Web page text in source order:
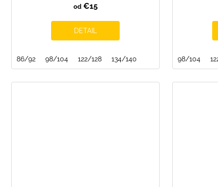
od€15
DETAIL
86/92 98/104 122/128 134/140 98/104